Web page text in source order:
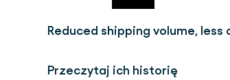
Reduced shipping volume, less
Przeczytaj ich historię